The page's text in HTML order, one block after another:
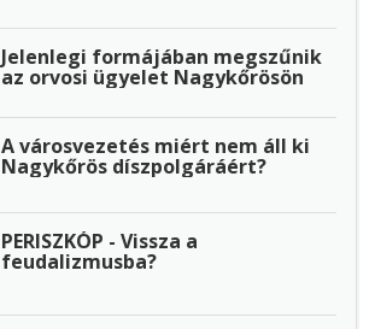
Jelenlegi formájában megszűnik
az orvosi ügyelet Nagykőrösön
A városvezetés miért nem áll ki
Nagykőrös díszpolgáráért?
PERISZKÓP - Vissza a
feudalizmusba?